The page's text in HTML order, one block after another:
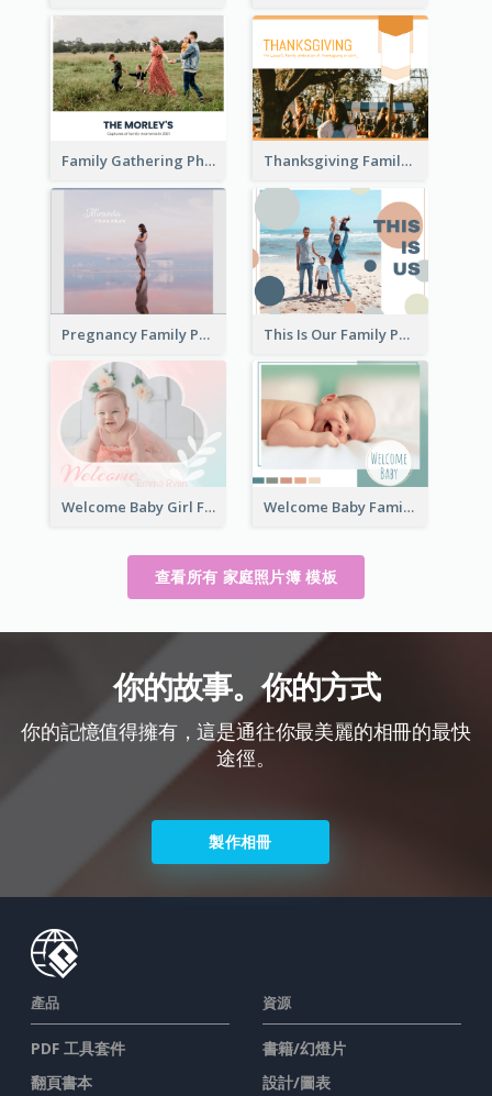
Family Gathering Photo Book Thanksgiving Family Gathering Photo Book
Pregnancy Family Photo Book This Is Our Family Photo Book
Welcome Baby Girl Family Photo Book Welcome Baby Family Photo Book
查看所有 家庭照片簿 模板
你的故事。你的方式
你的記憶值得擁有，這是通往你最美麗的相冊的最快
途徑。
製作相冊
產品
PDF 工具套件
翻頁書本
資源
書籍/幻燈片
設計/圖表